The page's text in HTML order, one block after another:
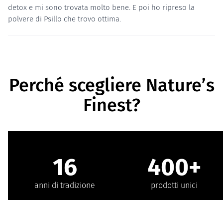
detox e mi sono trovata molto bene. E poi ho ripreso la
polvere di Psillo che trovo ottima.
Perché scegliere Nature’s
Finest?
16
anni di tradizione
400+
prodotti unici